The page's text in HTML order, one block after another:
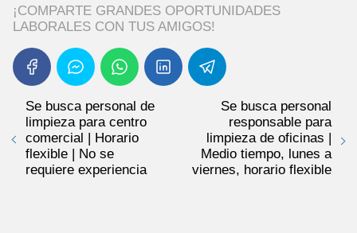
¡COMPARTE GRANDES OPORTUNIDADES
LABORALES CON TUS AMIGOS!
Se busca personal de
limpieza para centro
comercial | Horario
flexible | No se
requiere experiencia
Se busca personal
responsable para
limpieza de oficinas |
Medio tiempo, lunes a
viernes, horario flexible